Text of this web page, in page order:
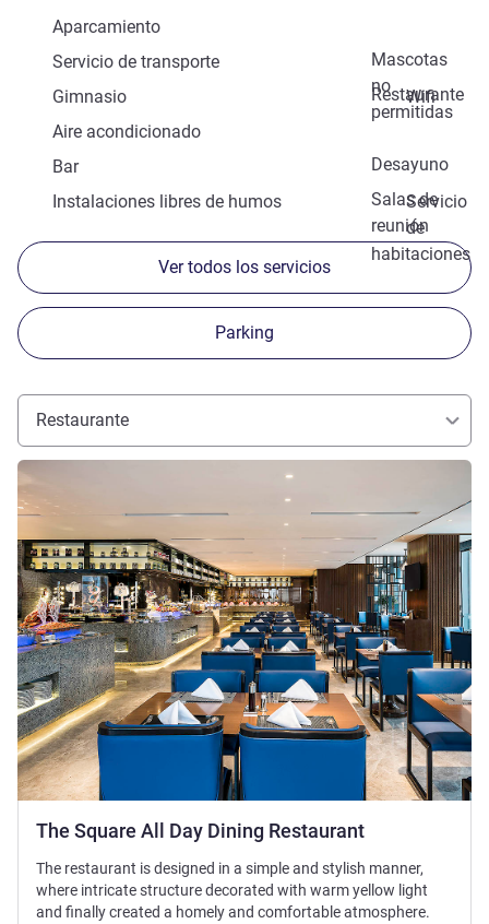
Aparcamiento
Mascotas
no
permitidas
Servicio de transporte
Restaurante
Gimnasio
Wifi
Aire acondicionado
Desayuno
Bar
Salas de
reunión
Instalaciones libres de humos
Servicio
de
habitaciones
Ver todos los servicios
Parking
Restaurante
The Square All Day Dining Restaurant
Más información
The restaurant is designed in a simple and stylish manner,
where intricate structure decorated with warm yellow light
and finally created a homely and comfortable atmosphere.